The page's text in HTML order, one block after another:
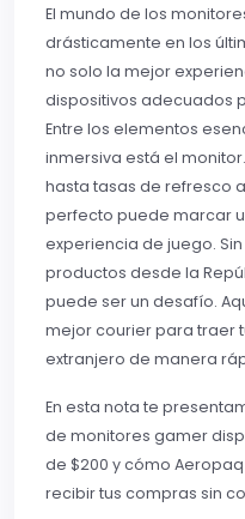
El mundo de los
drásticamente en los
no solo la mejor
dispositivos adecuados
Entre los elementos
inmersiva está el
hasta tasas de refresco
perfecto puede marcar
experiencia de juego.
productos desde la
puede ser un desafío.
mejor courier para traer
extranjero de manera
En esta nota te
de monitores gamer
de $200 y cómo
recibir tus compras sin